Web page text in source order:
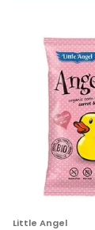
Little Angel